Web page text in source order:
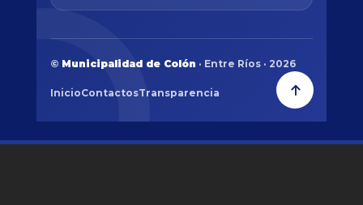
© Municipalidad de Colón · Entre Ríos · 2026
InicioContactosTransparencia